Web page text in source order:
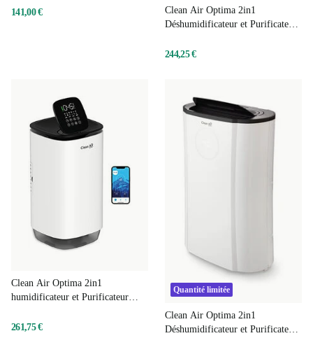
141,00 €
Clean Air Optima 2in1
Déshumidificateur et Purificateur
244,25 €
Clean Air Optima 2in1
humidificateur et Purificateur
261,75 €
Quantité limitée
Clean Air Optima 2in1
Déshumidificateur et Purificateur